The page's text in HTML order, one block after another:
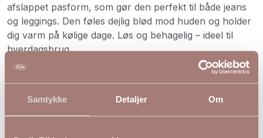
Samtykke Detaljer Om
afslappet pasform, som gør den perfekt til både jeans
og leggings. Den føles dejlig blød mod huden og holder
dig varm på kølige dage. Løs og behagelig – ideel til
hverdagsbrug
Materiale: 74% Acrylic 24% Polyester 2% Elasthane